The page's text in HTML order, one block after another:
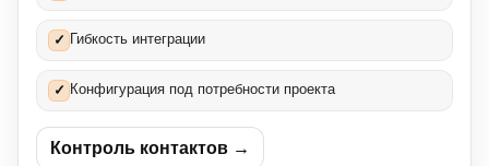
✓ Гибкость интеграции
✓ Конфигурация под потребности проекта
Контроль контактов →